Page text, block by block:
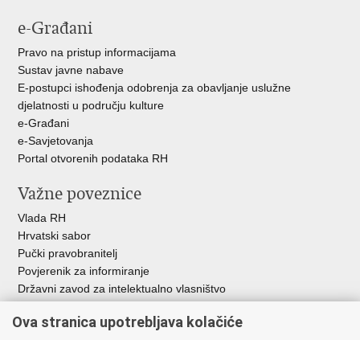
e-Građani
Pravo na pristup informacijama
Sustav javne nabave
E-postupci ishođenja odobrenja za obavljanje uslužne
djelatnosti u području kulture
e-Građani
e-Savjetovanja
Portal otvorenih podataka RH
Važne poveznice
Vlada RH
Hrvatski sabor
Pučki pravobranitelj
Povjerenik za informiranje
Državni zavod za intelektualno vlasništvo
Agencija za medije
HAKOM
Ova stranica upotrebljava kolačiće